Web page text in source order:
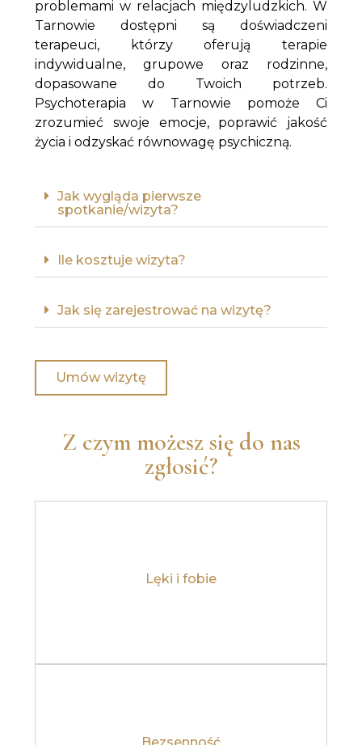
problemami w relacjach międzyludzkich. W
Tarnowie dostępni są doświadczeni
terapeuci, którzy oferują terapie
indywidualne, grupowe oraz rodzinne,
dopasowane do Twoich potrzeb.
Psychoterapia w Tarnowie pomoże Ci
zrozumieć swoje emocje, poprawić jakość
życia i odzyskać równowagę psychiczną.
Jak wygląda pierwsze
spotkanie/wizyta?
Ile kosztuje wizyta?
Jak się zarejestrować na wizytę?
Umów wizytę
Z czym możesz się do nas
zgłosić?
Lęki i fobie
Dowiedz się więcej